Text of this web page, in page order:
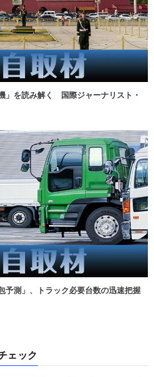
」を読み解く 国際ジャーナリスト・
予測」、トラック必要台数の迅速把握
ェック